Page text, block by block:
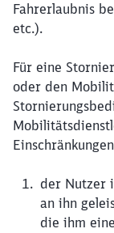
Fahrerlaubnis
etc.).
Für eine
oder den
der Nutzer
an ihn
die ihm